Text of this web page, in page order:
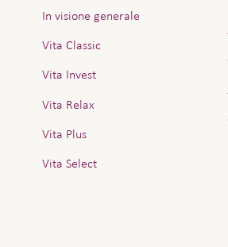
In visione generale
Vita Classic
Vita Invest
Vita Relax
Vita Plus
Vita Select